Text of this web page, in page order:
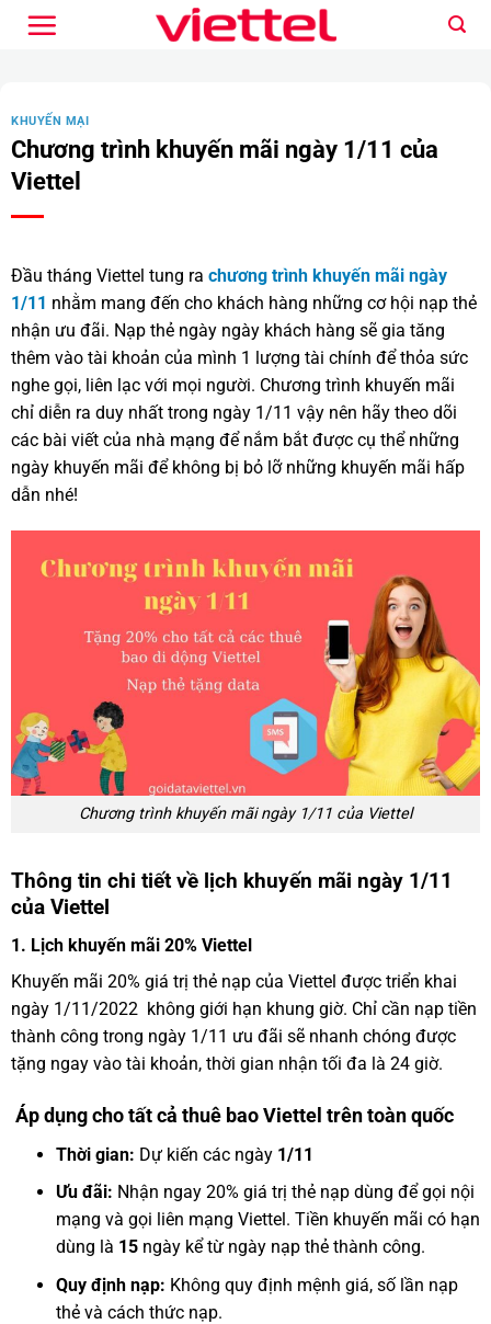
qua
KHUYẾN MẠI
Chương trình khuyến mãi ngày 1/11 của
Viettel
Đầu tháng Viettel tung ra chương trình khuyến mãi ngày
1/11 nhằm mang đến cho khách hàng những cơ hội nạp thẻ
nhận ưu đãi. Nạp thẻ ngày ngày khách hàng sẽ gia tăng
thêm vào tài khoản của mình 1 lượng tài chính để thỏa sức
nghe gọi, liên lạc với mọi người. Chương trình khuyến mãi
chỉ diễn ra duy nhất trong ngày 1/11 vậy nên hãy theo dõi
các bài viết của nhà mạng để nắm bắt được cụ thể những
ngày khuyến mãi để không bị bỏ lỡ những khuyến mãi hấp
dẫn nhé!
Chương trình khuyến mãi ngày 1/11 của Viettel
Thông tin chi tiết về lịch khuyến mãi ngày 1/11
của Viettel
1. Lịch khuyến mãi 20% Viettel
Khuyến mãi 20% giá trị thẻ nạp của Viettel được triển khai
ngày 1/11/2022 không giới hạn khung giờ. Chỉ cần nạp tiền
thành công trong ngày 1/11 ưu đãi sẽ nhanh chóng được
tặng ngay vào tài khoản, thời gian nhận tối đa là 24 giờ.
Áp dụng cho tất cả thuê bao Viettel trên toàn quốc
Thời gian: Dự kiến các ngày 1/11
Ưu đãi: Nhận ngay 20% giá trị thẻ nạp dùng để gọi nội
mạng và gọi liên mạng Viettel. Tiền khuyến mãi có hạn
dùng là 15ngày kể từ ngày nạp thẻ thành công.
Quy định nạp: Không quy định mệnh giá, số lần nạp
thẻ và cách thức nạp.